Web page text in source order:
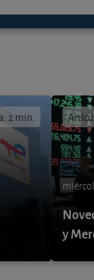
2 min.
y